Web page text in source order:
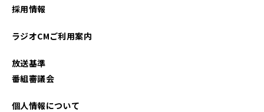
採用情報
ラジオCMご利用案内
放送基準
番組審議会
個人情報について